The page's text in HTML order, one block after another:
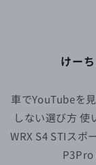
けー
車でYouTubeを
しない選び方 使
WRX S4 STIスポ